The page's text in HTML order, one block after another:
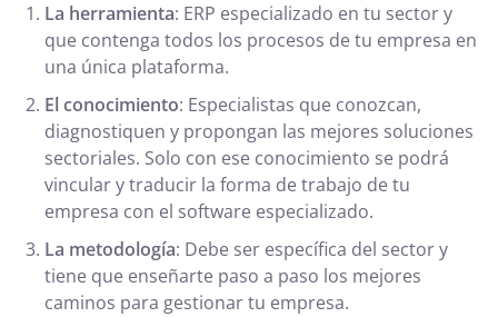
La herramienta: ERP especializado en tu sector y
que contenga todos los procesos de tu empresa en
una única plataforma.
El conocimiento: Especialistas que conozcan,
diagnostiquen y propongan las mejores soluciones
sectoriales. Solo con ese conocimiento se podrá
vincular y traducir la forma de trabajo de tu
empresa con el software especializado.
La metodología: Debe ser específica del sector y
tiene que enseñarte paso a paso los mejores
caminos para gestionar tu empresa.